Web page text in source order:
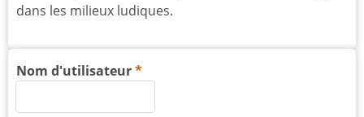
dans les milieux ludiques.
Nom d'utilisateur